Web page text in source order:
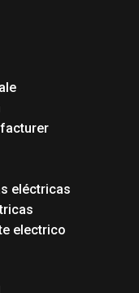
eléctricas
electrico